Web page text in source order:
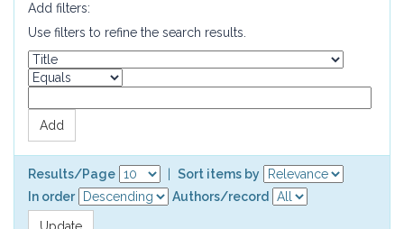
Add filters:
Use filters to refine the search results.
Results/Page
Sort items by
In order
Authors/record